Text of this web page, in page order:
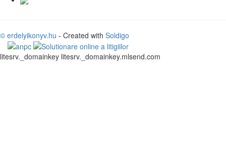
© erdelyikonyv.hu - Created with Soldigo
litesrv._domainkey litesrv._domainkey.mlsend.com